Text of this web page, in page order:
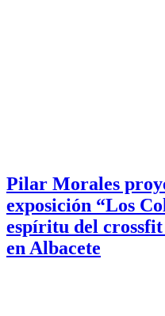
Pilar Morales
exposición “Los
espíritu del
en Albacete